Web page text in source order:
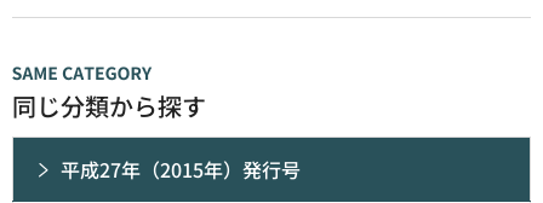
同じ分類から探す
平成27年（2015年）発行号